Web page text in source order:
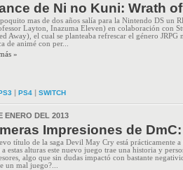
de Ni no Kuni: Wrath
mas de dos años salía para la Nintendo DS un
Layton, Inazuma Eleven) en colaboración con
Away), el cual se planteaba refrescar el género JRPG
de animé con per...
»
| PS4 | SWITCH
ENERO DEL 2013
Impresiones de
título de la saga Devil May Cry está prácticamente
a estas alturas este nuevo juego trae una historia y
algo que sin dudas impactó con bastante
un mal juego?...